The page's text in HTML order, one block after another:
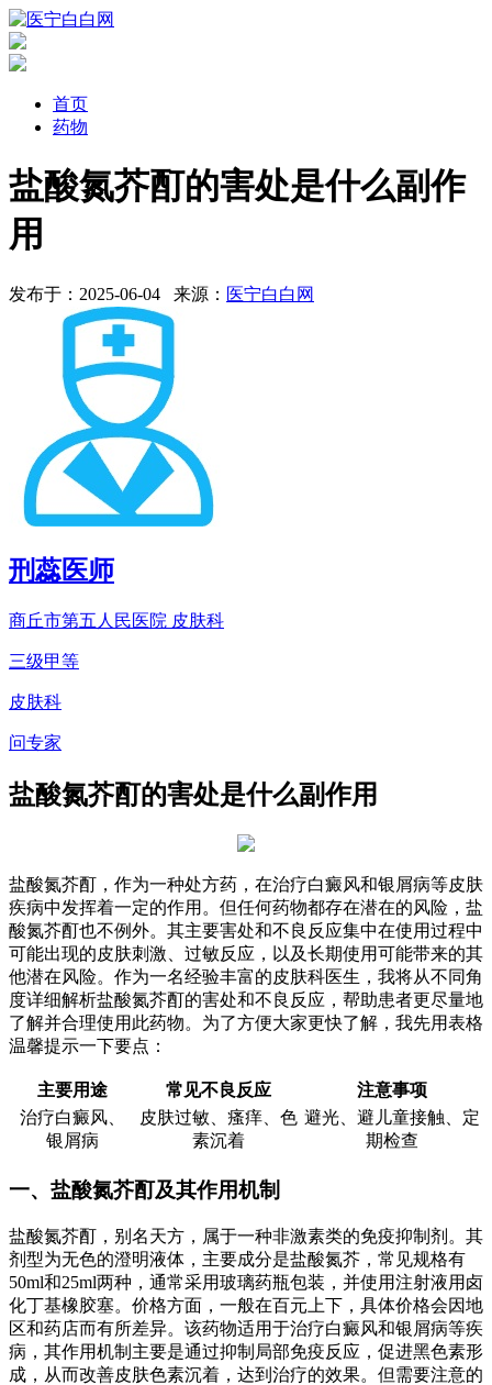
首页
药物
盐酸氮芥酊的害处是什么副作
用
发布于：2025-06-04 来源： 医宁白白网
刑蕊医师
商丘市第五人民医院 皮肤科
三级甲等
皮肤科
问专家
盐酸氮芥酊的害处是什么副作用
盐酸氮芥酊，作为一种处方药，在治疗白癜风和银屑病等皮肤
疾病中发挥着一定的作用。但任何药物都存在潜在的风险，盐
酸氮芥酊也不例外。其主要害处和不良反应集中在使用过程中
可能出现的皮肤刺激、过敏反应，以及长期使用可能带来的其
他潜在风险。作为一名经验丰富的皮肤科医生，我将从不同角
度详细解析盐酸氮芥酊的害处和不良反应，帮助患者更尽量地
了解并合理使用此药物。为了方便大家更快了解，我先用表格
温馨提示一下要点：
主要用途 常见不良反应
注意事项
治疗白癜风、
银屑病
皮肤过敏、瘙痒、色
素沉着
避光、避儿童接触、定
期检查
一、盐酸氮芥酊及其作用机制
盐酸氮芥酊，别名天方，属于一种非激素类的免疫抑制剂。其
剂型为无色的澄明液体，主要成分是盐酸氮芥，常见规格有
50ml和25ml两种，通常采用玻璃药瓶包装，并使用注射液用卤
化丁基橡胶塞。价格方面，一般在百元上下，具体价格会因地
区和药店而有所差异。该药物适用于治疗白癜风和银屑病等疾
病，其作用机制主要是通过抑制局部免疫反应，促进黑色素形
成，从而改善皮肤色素沉着，达到治疗的效果。但需要注意的